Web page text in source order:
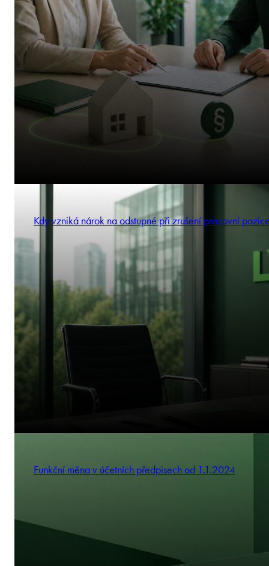
Kdy vzniká nárok na odstupné při zrušení pracovní
Funkční měna v účetních předpisech od 1.1.2024